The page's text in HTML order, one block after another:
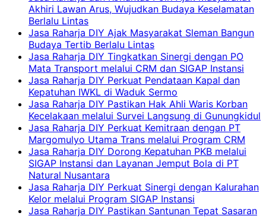
Akhiri Lawan Arus, Wujudkan Budaya Keselamatan
Berlalu Lintas
Jasa Raharja DIY Ajak Masyarakat Sleman Bangun
Budaya Tertib Berlalu Lintas
Jasa Raharja DIY Tingkatkan Sinergi dengan PO
Mata Transport melalui CRM dan SIGAP Instansi
Jasa Raharja DIY Perkuat Pendataan Kapal dan
Kepatuhan IWKL di Waduk Sermo
Jasa Raharja DIY Pastikan Hak Ahli Waris Korban
Kecelakaan melalui Survei Langsung di Gunungkidul
Jasa Raharja DIY Perkuat Kemitraan dengan PT
Margomulyo Utama Trans melalui Program CRM
Jasa Raharja DIY Dorong Kepatuhan PKB melalui
SIGAP Instansi dan Layanan Jemput Bola di PT
Natural Nusantara
Jasa Raharja DIY Perkuat Sinergi dengan Kalurahan
Kelor melalui Program SIGAP Instansi
Jasa Raharja DIY Pastikan Santunan Tepat Sasaran